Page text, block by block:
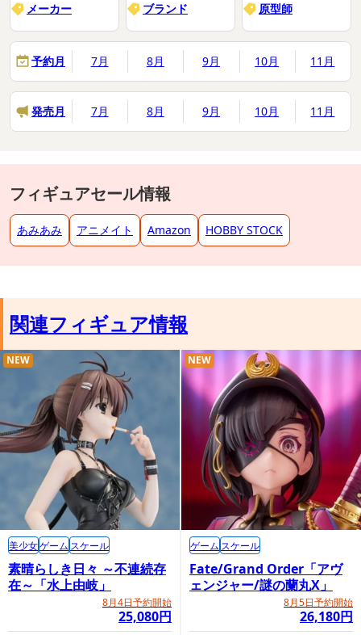
メーカー ブランド 原型師
予約月 7月 8月 9月 10月 11月
発売月 7月 8月 9月 10月 11月
フィギュアセール情報
あみあみ アニメイト Amazon HOBBY STOCK
関連フィギュア情報
素晴らしき日々 ～不連続存
在～「水上由岐」
8月4日予約開始
25,080円
NEW
美少女ゲーム スケール
Fate/Grand Order「アヴ
ェンジャー/謎の蘭丸X」
8月5日予約開始
26,180円
NEW
ゲーム スケール